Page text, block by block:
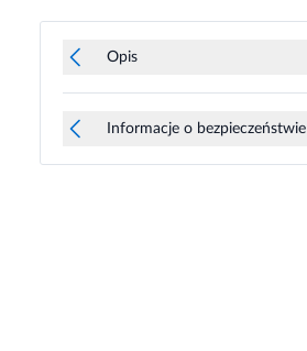
Opis
Informacje o bezpieczeństwie